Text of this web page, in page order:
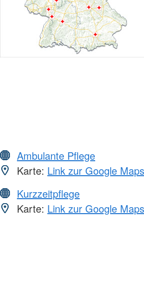
Ambulante Pflege
Karte: Link zur Google
Kurzzeitpflege
Karte: Link zur Google